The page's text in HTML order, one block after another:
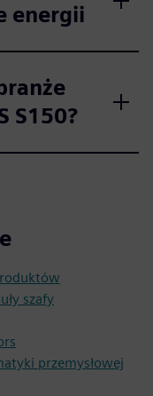
energii
S150?
szafy
przemysłowej